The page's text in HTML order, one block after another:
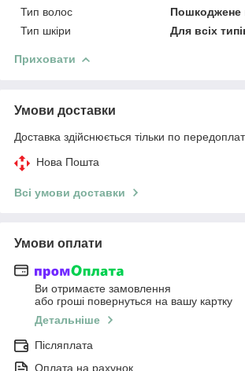
Тип волос
Пошкоджене
Тип шкіри
Для всіх
Приховати
Умови доставки
Доставка здійснюється тільки по
Нова Пошта
Всі умови доставки
Умови оплати
Ви отримаєте замовлення
або гроші повернуться на вашу картку
Детальніше
Післяплата
Оплата на рахунок